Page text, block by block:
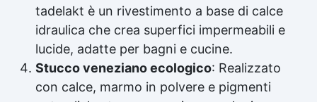
tadelakt è un rivestimento a base di calce
idraulica che crea superfici impermeabili e
lucide, adatte per bagni e cucine.
Stucco veneziano ecologico: Realizzato
con calce, marmo in polvere e pigmenti